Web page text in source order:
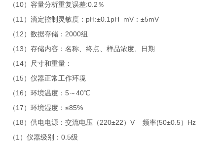
（10）容量分析重复误差:0.2％
（11）滴定控制灵敏度：pH:±0.1pH mV：±5mV
（12）数据存储：2000组
（13）存储内容：名称、终点、样品浓度、日期
（14）尺寸和重量：
（15）仪器正常工作环境
（16）环境温度：5～40℃
（17）环境湿度：≤85%
（18）供电电源：交流电压（220±22）V 频率(50±0.5）Hz
（1）仪器级别：0.5级